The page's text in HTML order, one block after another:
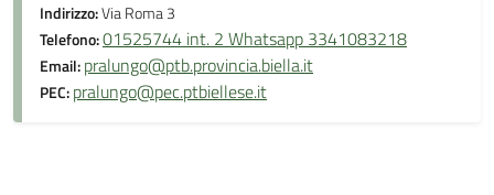
Indirizzo:Via Roma 3
Telefono:01525744 int. 2 Whatsapp 3341083218
Email:pralungo@ptb.provincia.biella.it
PEC:pralungo@pec.ptbiellese.it